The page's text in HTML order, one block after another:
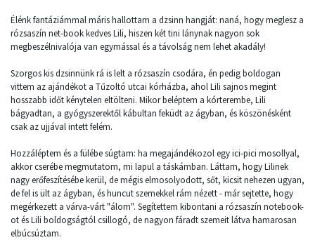
Élénk fantáziámmal máris hallottam a dzsinn hangját: naná, hogy meglesz a
rózsaszín net-book kedves Lili, hiszen két tini lánynak nagyon sok
megbeszélnivalója van egymással és a távolság nem lehet akadály!
Szorgos kis dzsinnünk rá is lelt a rózsaszín csodára, én pedig boldogan
vittem az ajándékot a Tűzoltó utcai kórházba, ahol Lili sajnos megint
hosszabb időt kénytelen eltölteni. Mikor beléptem a kórterembe, Lili
bágyadtan, a gyógyszerektől kábultan feküdt az ágyban, és köszönésként
csak az ujjával intett felém.
Hozzáléptem és a fülébe súgtam: ha megajándékozol egy ici-pici mosollyal,
akkor cserébe megmutatom, mi lapul a táskámban. Láttam, hogy Lilinek
nagy erőfeszítésébe kerül, de mégis elmosolyodott, sőt, kicsit nehezen ugyan,
de fel is ült az ágyban, és huncut szemekkel rám nézett - már sejtette, hogy
megérkezett a várva-várt "álom". Segítettem kibontani a rózsaszín notebook-
ot és Lili boldogságtól csillogó, de nagyon fáradt szemeit látva hamarosan
elbúcsúztam.